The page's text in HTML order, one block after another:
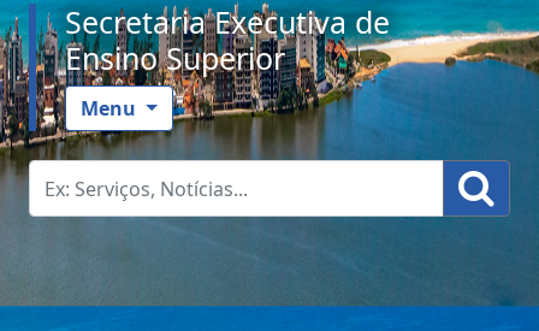
Secretaria Executiva de
Ensino Superior
Menu